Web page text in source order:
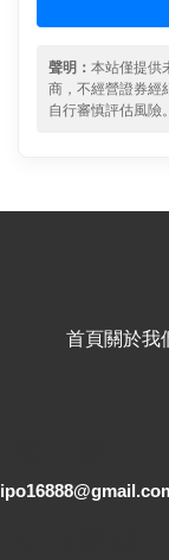
聲明： 本站僅提供
商，不經營證券經
自行審慎評估風險。
首頁關於我